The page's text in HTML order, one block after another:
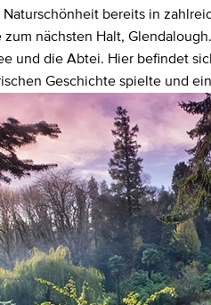
bereits in
zum nächsten Halt,
und die Abtei. Hier befindet
Geschichte spielte und